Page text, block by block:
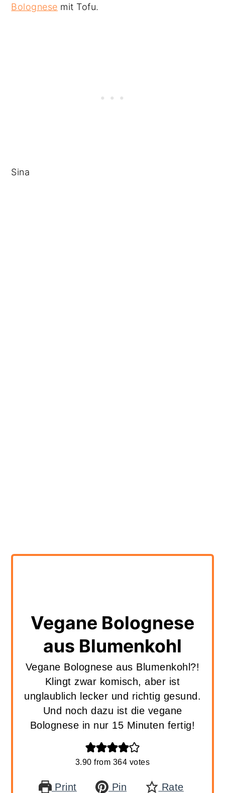
Bolognese mit Tofu.
Sina
Vegane Bolognese
aus Blumenkohl
Vegane Bolognese aus Blumenkohl?!
Klingt zwar komisch, aber ist
unglaublich lecker und richtig gesund.
Und noch dazu ist die vegane
Bolognese in nur 15 Minuten fertig!
3.90 from 364 votes
Print Pin Rate